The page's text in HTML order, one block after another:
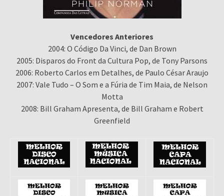
Vencedores Anteriores
2004: O Código Da Vinci, de Dan Brown
2005: Disparos do Front da Cultura Pop, de Tony Parsons
2006: Roberto Carlos em Detalhes, de Paulo César Araujo
2007: Vale Tudo – O Som e a Fúria de Tim Maia, de Nelson
Motta
2008: Bill Graham Apresenta, de Bill Graham e Robert
Greenfield